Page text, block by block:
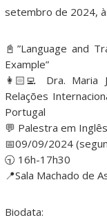
setembro de 2024,
📓”Language and
Example”
👩🏻‍💻 Dra. Maria
Relações
Portugal
💬 Palestra em Inglês
📅09/09/2024
🕤 16h-17h30
📍Sala Machado de
Biodata: